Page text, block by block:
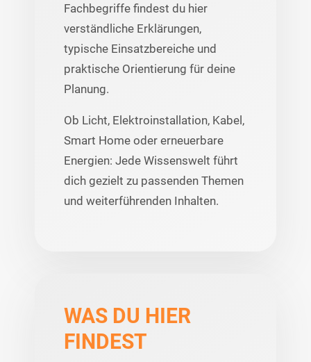
Fachbegriffe findest du hier
verständliche Erklärungen,
typische Einsatzbereiche und
praktische Orientierung für deine
Planung.
Ob Licht, Elektroinstallation, Kabel,
Smart Home oder erneuerbare
Energien: Jede Wissenswelt führt
dich gezielt zu passenden Themen
und weiterführenden Inhalten.
WAS DU HIER
FINDEST